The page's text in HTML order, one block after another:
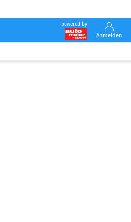
powered by
Anmelden